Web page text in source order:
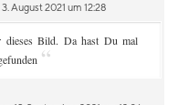
August 2021 um 12:28
Bild. Da hast Du mal
“